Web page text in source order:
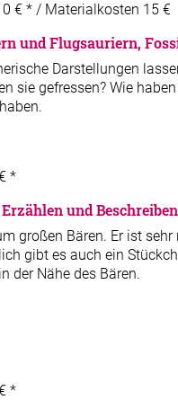
€ * / Materialkosten 15 €
und Flugsauriern,
Darstellungen
sie gefressen? Wie
*
und Beschreiben
großen Bären. Er ist
gibt es auch ein
der Nähe des Bären.
*